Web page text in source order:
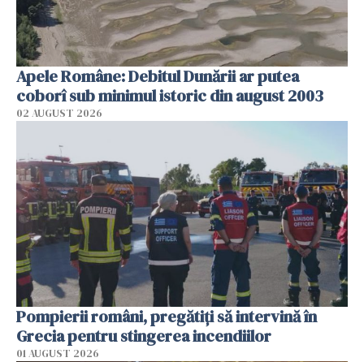
Apele Române: Debitul Dunării ar putea
coborî sub minimul istoric din august 2003
02 AUGUST 2026
Pompierii români, pregătiţi să intervină în
Grecia pentru stingerea incendiilor
01 AUGUST 2026